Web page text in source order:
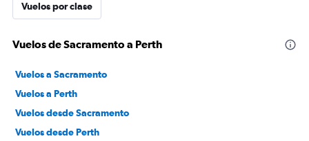
Vuelos por clase
Vuelos de Sacramento a Perth
Vuelos a Sacramento
Vuelos a Perth
Vuelos desde Sacramento
Vuelos desde Perth